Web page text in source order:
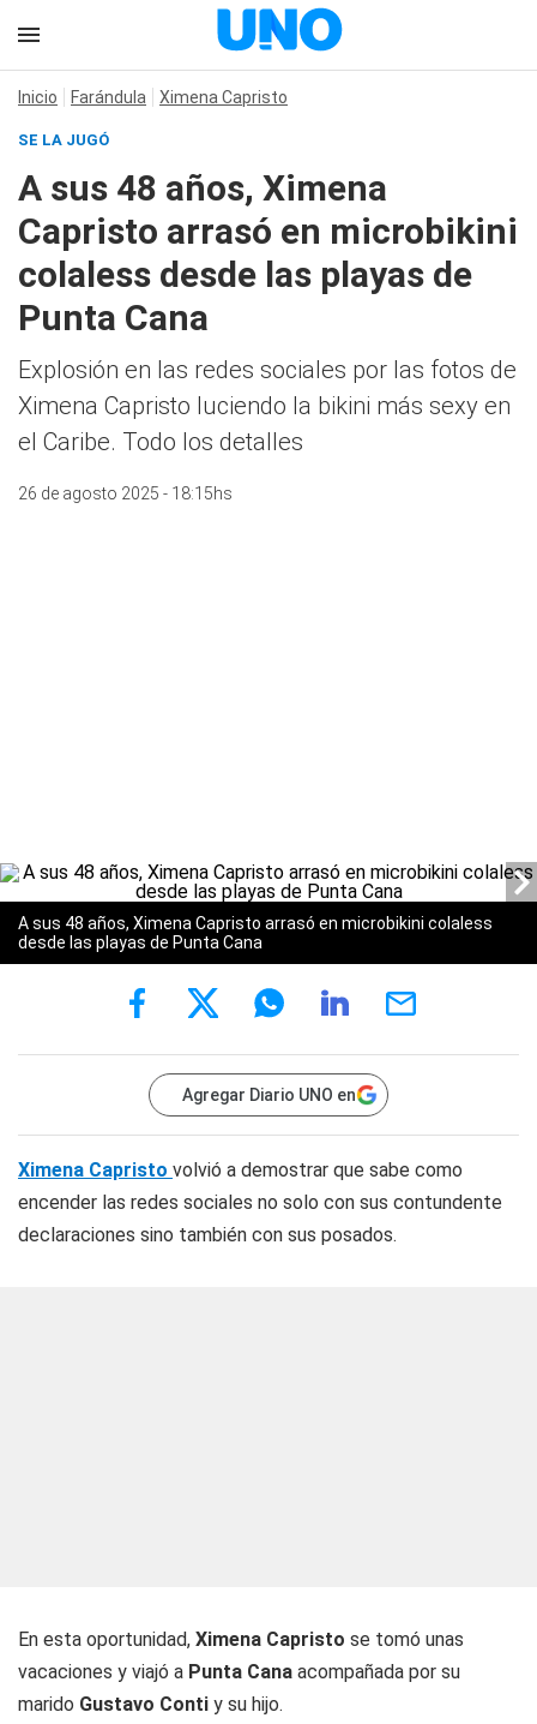
Inicio Farándula Ximena Capristo
SE LA JUGÓ
A sus 48 años, Ximena
Capristo arrasó en microbikini
colaless desde las playas de
Punta Cana
Explosión en las redes sociales por las fotos de
Ximena Capristo luciendo la bikini más sexy en
el Caribe. Todo los detalles
26 de agosto 2025 - 18:15hs
A sus 48 años, Ximena Capristo arrasó en microbikini colaless
desde las playas de Punta Cana
Agregar Diario UNO en
Ximena Capristo volvió a demostrar que sabe como
encender las redes sociales no solo con sus contundente
declaraciones sino también con sus posados.
En esta oportunidad, Ximena Capristo se tomó unas
vacaciones y viajó a Punta Cana acompañada por su
marido Gustavo Conti y su hijo.